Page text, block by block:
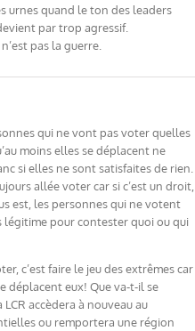
urnes quand le ton des leaders
par trop agressif.
pas la guerre.
qui ne vont pas voter quelles
moins elles se déplacent ne
si elles ne sont satisfaites de rien.
allée voter car si c’est un droit,
est, les personnes qui ne votent
légitime pour contester quoi ou qui
c’est faire le jeu des extrêmes car
déplacent eux! Que va-t-il se
accèdera à nouveau au
ou remportera une région